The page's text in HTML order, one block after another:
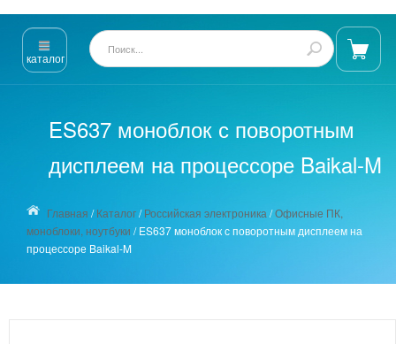
каталог
ES637 моноблок с поворотным
дисплеем на процессоре Baikal-M
Главная /Каталог/Российская электроника /Офисные ПК,
моноблоки, ноутбуки /ES637 моноблок с поворотным дисплеем на
процессоре Baikal-M